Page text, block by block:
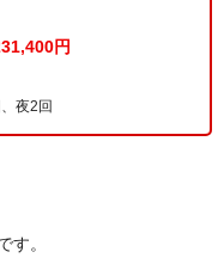
円
夜2回
す。